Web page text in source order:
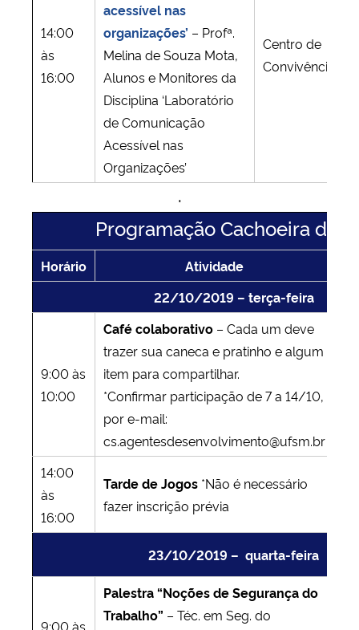
14:00
às
16:00
acessível nas
organizações’ – Profª.
Melina de Souza Mota,
Alunos e Monitores da
Disciplina ‘Laboratório
de Comunicação
Acessível nas
Organizações’
Centro de
Convivência
.
Programação Cachoeira do
Horário
Atividade
22/10/2019 – terça-feira
9:00 às
10:00
Café colaborativo – Cada um deve
trazer sua caneca e pratinho e algum
item para compartilhar.
*Confirmar participação de 7 a 14/10,
por e-mail:
cs.agentesdesenvolvimento@ufsm.br
14:00
às
16:00
Tarde de Jogos *Não é necessário
fazer inscrição prévia
23/10/2019 – quarta-feira
9:00 às
Palestra “Noções de Segurança do
Trabalho” – Téc. em Seg. do